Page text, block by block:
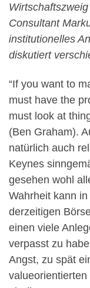
Consultant
institutionelles
diskutiert
“If you want to
must have the
must look at
(Ben Graham).
natürlich auch
Keynes
gesehen wohl
Wahrheit kann
derzeitigen
einen viele
verpasst zu
Angst, zu spät